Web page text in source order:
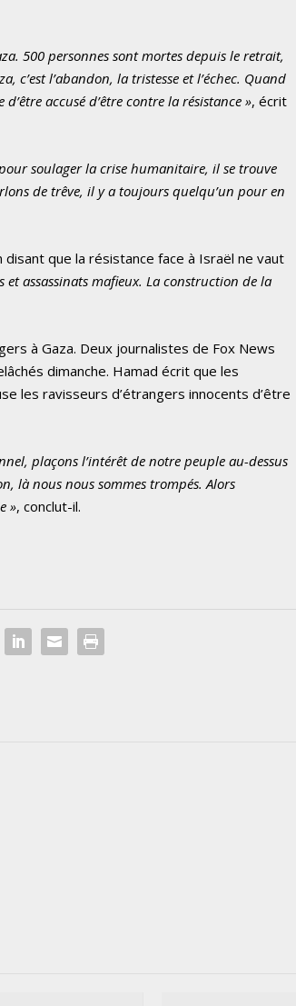
500 personnes sont mortes depuis le retrait,
c’est l’abandon, la tristesse et l’échec. Quand
accusé d’être contre la résistance », écrit
soulager la crise humanitaire, il se trouve
de trêve, il y a toujours quelqu’un pour en
que la résistance face à Israël ne vaut
assassinats mafieux. La construction de la
à Gaza. Deux journalistes de Fox News
dimanche. Hamad écrit que les
les ravisseurs d’étrangers innocents d’être
plaçons l’intérêt de notre peuple au-dessus
là nous nous sommes trompés. Alors
», conclut-il.